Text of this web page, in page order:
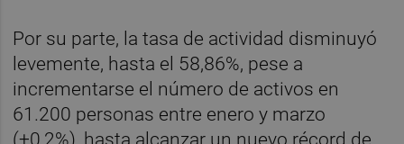
Por su parte, la tasa de actividad disminuyó
levemente, hasta el 58,86%, pese a
incrementarse el número de activos en
61.200 personas entre enero y marzo